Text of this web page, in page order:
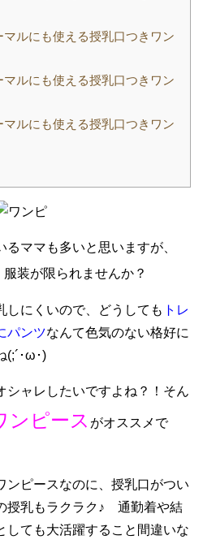
ルにも使える授乳口つきワン
ルにも使える授乳口つきワン
ルにも使える授乳口つきワン
ママも多いと思いますが、
装が限られませんか？
しにくいので、どうしても トレ
パンツなんて色気のない格好に
(;´･ω･)
シャレしたいですよね？！そん
ンピース がオススメで
ンピースなのに、授乳口がつい
授乳もラクラク♪ 通勤着や結
しても大活躍すること間違いな